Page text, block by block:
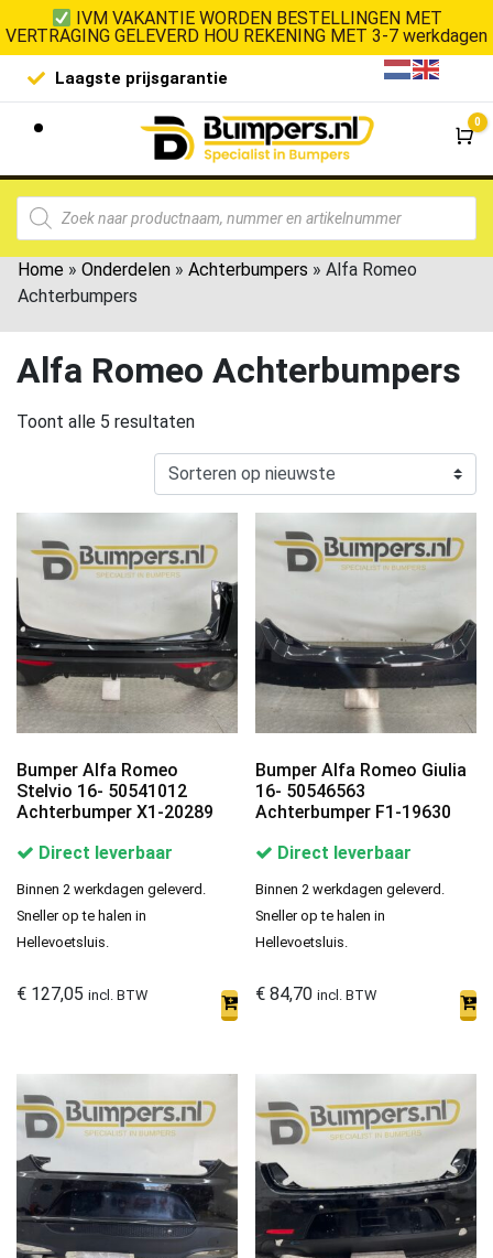
IVM VAKANTIE WORDEN BESTELLINGEN MET
VERTRAGING GELEVERD HOU REKENING MET 3-7 werkdagen
Laagste prijsgarantie De
0
Home » Onderdelen » Achterbumpers » Alfa Romeo
Achterbumpers
Alfa Romeo Achterbumpers
Toont alle 5 resultaten
Bumper Alfa Romeo
Stelvio 16- 50541012
Achterbumper X1-20289
Direct leverbaar
Binnen 2 werkdagen geleverd.
Sneller op te halen in
Hellevoetsluis.
€ 127,05 incl. BTW
Bumper Alfa Romeo Giulia
16- 50546563
Achterbumper F1-19630
Direct leverbaar
Binnen 2 werkdagen geleverd.
Sneller op te halen in
Hellevoetsluis.
€ 84,70 incl. BTW